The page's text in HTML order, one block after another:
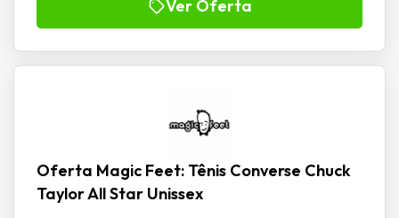
Ver Oferta
Oferta Magic Feet: Tênis Converse Chuck
Taylor All Star Unissex